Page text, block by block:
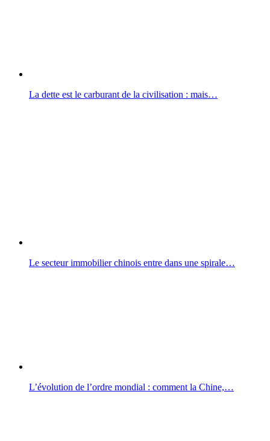
La dette est le carburant de la civilisation : mais…
Le secteur immobilier chinois entre dans une spirale…
L’évolution de l’ordre mondial : comment la Chine,…